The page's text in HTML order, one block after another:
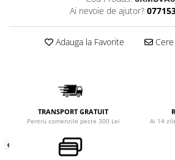
Ai nevoie de ajutor?
Adauga la Favorite Cere
TRANSPORT GRATUIT
Pentru comenzile peste 300 Lei Ai 14